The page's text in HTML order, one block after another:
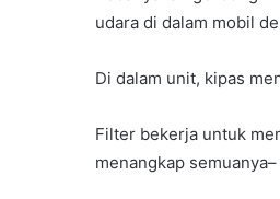
udara di dalam mobil
Di dalam unit, kipas
Filter bekerja untuk
menangkap